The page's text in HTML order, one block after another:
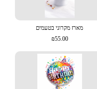
מארז מקרוני בטעמים
₪55.00